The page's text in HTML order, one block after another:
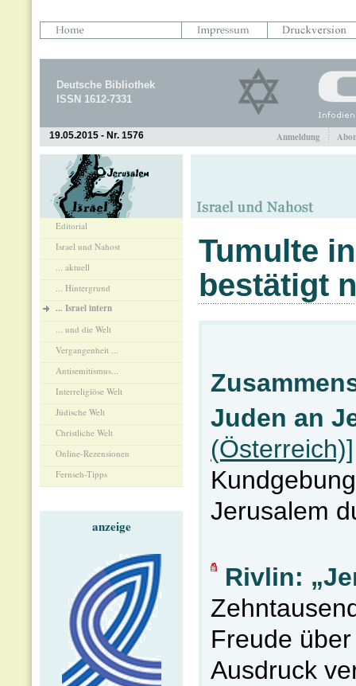
Deutsche Bibliothek
ISSN 1612-7331
19.05.2015 - Nr. 1576 Anmeldung
Editorial
Israel und Nahost
... aktuell
... Hintergrund
... Israel intern
... und die Welt
Vergangenheit ...
Antisemitismus...
Interreligiöse Welt
Jüdische Welt
Christliche Welt
Online-Rezensionen
Fernseh-Tipps
anzeige
Tumulte
bestätigt
Juden an
(Österreich)]
Jerusalem
Rivlin:
Freude
Ausdruck